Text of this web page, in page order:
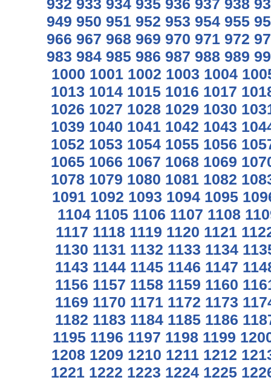
932 933 934 935 936 937 938
949 950 951 952 953 954 955
966 967 968 969 970 971 972
983 984 985 986 987 988 989
1000 1001 1002 1003 1004
1013 1014 1015 1016 1017
1026 1027 1028 1029 1030
1039 1040 1041 1042 1043
1052 1053 1054 1055 1056
1065 1066 1067 1068 1069
1078 1079 1080 1081 1082
1091 1092 1093 1094 1095
1104 1105 1106 1107 1108
1117 1118 1119 1120 1121
1130 1131 1132 1133 1134
1143 1144 1145 1146 1147
1156 1157 1158 1159 1160
1169 1170 1171 1172 1173
1182 1183 1184 1185 1186
1195 1196 1197 1198 1199
1208 1209 1210 1211 1212
1221 1222 1223 1224 1225